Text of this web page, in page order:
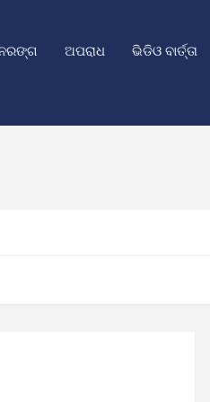
ଅପରାଧ ଭିଡିଓ ବାର୍ତ୍ତା
ପୁଲିସର ସ୍ୱତନ୍ତ୍ର ଟିମ୍